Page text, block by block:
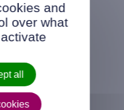
and
over what
all